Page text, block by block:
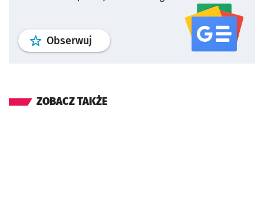
Obserwuj profil serwisu
ZOBACZ TAKŻE